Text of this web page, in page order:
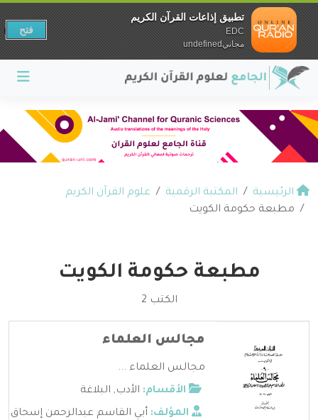
الرئيسية المكتبة الرقمية
علوم القرآن الكريم
مطبعة حكومة الكويت
مطبعة حكومة الكويت
الكتب 2
مجالس العلماء
مجالس العلماء ...
الأقسام: الأدب, البلاغة
المؤلف: أبي القاسم عبدالرحمن إسحاق
تطبيق إذاعات القرآن الكريم
EDC
مجانيundefined
فتح